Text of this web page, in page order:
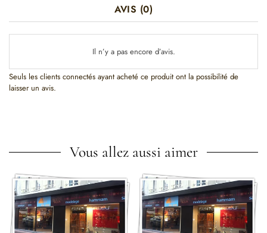
AVIS (0)
Il n’y a pas encore d’avis.
Seuls les clients connectés ayant acheté ce produit ont la possibilité de
laisser un avis.
Vous allez aussi aimer